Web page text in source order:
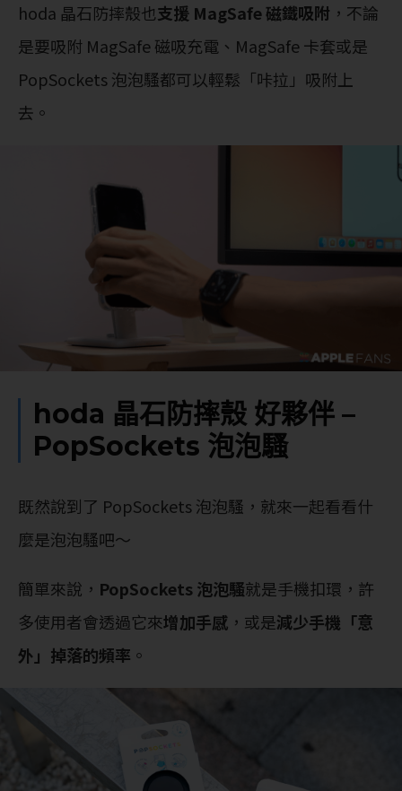
hoda 晶石防摔殼也支援 MagSafe 磁鐵吸附 ，不論
是要吸附 MagSafe 磁吸充電、MagSafe 卡套或是
PopSockets 泡泡騷都可以輕鬆「咔拉」吸附上
去。
hoda 晶石防摔殼 好夥伴 –
PopSockets 泡泡騷
既然說到了 PopSockets 泡泡騷，就來一起看看什
麼是泡泡騷吧～
簡單來說， PopSockets 泡泡騷就是手機扣環，許
多使用者會透過它來增加手感 ，或是減少手機「意
外」掉落的頻率 。